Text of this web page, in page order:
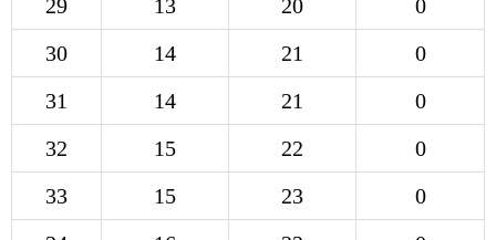
29
13 20
0
30
14 21
0
31
14 21
0
32
15 22
0
33
15 23
0